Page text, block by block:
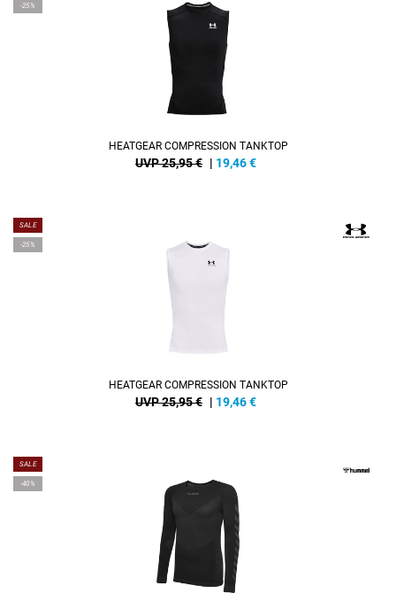
-25%
HEATGEAR COMPRESSION TANKTOP
UVP 25,95 € | 19,46€
SALE
-25%
HEATGEAR COMPRESSION TANKTOP
UVP 25,95 € | 19,46€
SALE
-40%